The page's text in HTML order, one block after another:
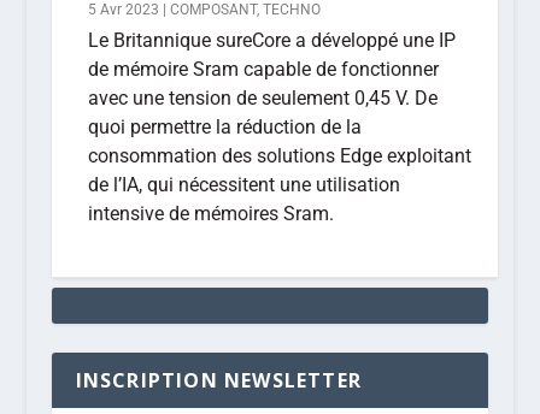
5 Avr 2023 COMPOSANT, TECHNO
Le Britannique sureCore a développé une IP
de mémoire Sram capable de fonctionner
avec une tension de seulement 0,45 V. De
quoi permettre la réduction de la
consommation des solutions Edge exploitant
de l’IA, qui nécessitent une utilisation
intensive de mémoires Sram.
INSCRIPTION NEWSLETTER